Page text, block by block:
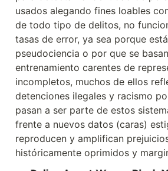
usados alegando fines loables
de todo tipo de delitos, no
tasas de error, ya sea porque
pseudociencia o por que se
entrenamiento carentes de
incompletos, muchos de ellos
detenciones ilegales y racismo
pasan a ser parte de estos
frente a nuevos datos (caras)
reproducen y amplifican
históricamente oprimidos y